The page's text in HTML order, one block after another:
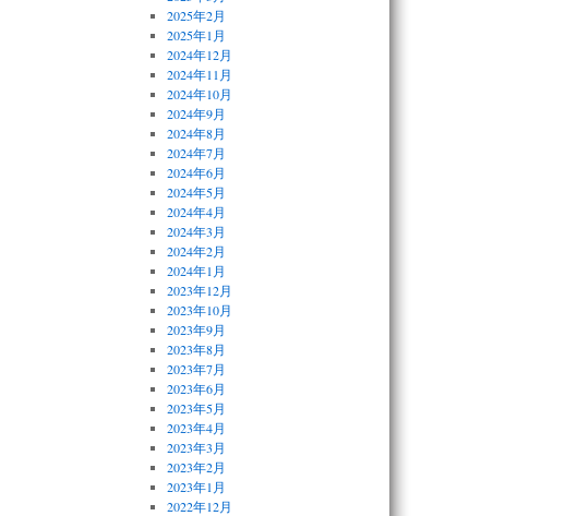
2025年2月
2025年1月
2024年12月
2024年11月
2024年10月
2024年9月
2024年8月
2024年7月
2024年6月
2024年5月
2024年4月
2024年3月
2024年2月
2024年1月
2023年12月
2023年10月
2023年9月
2023年8月
2023年7月
2023年6月
2023年5月
2023年4月
2023年3月
2023年2月
2023年1月
2022年12月